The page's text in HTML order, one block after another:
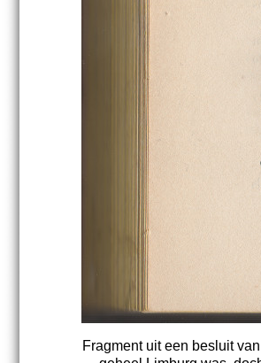
Fragment uit een besluit